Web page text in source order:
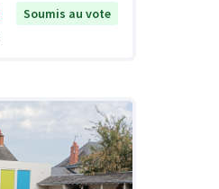
Soumis au vote